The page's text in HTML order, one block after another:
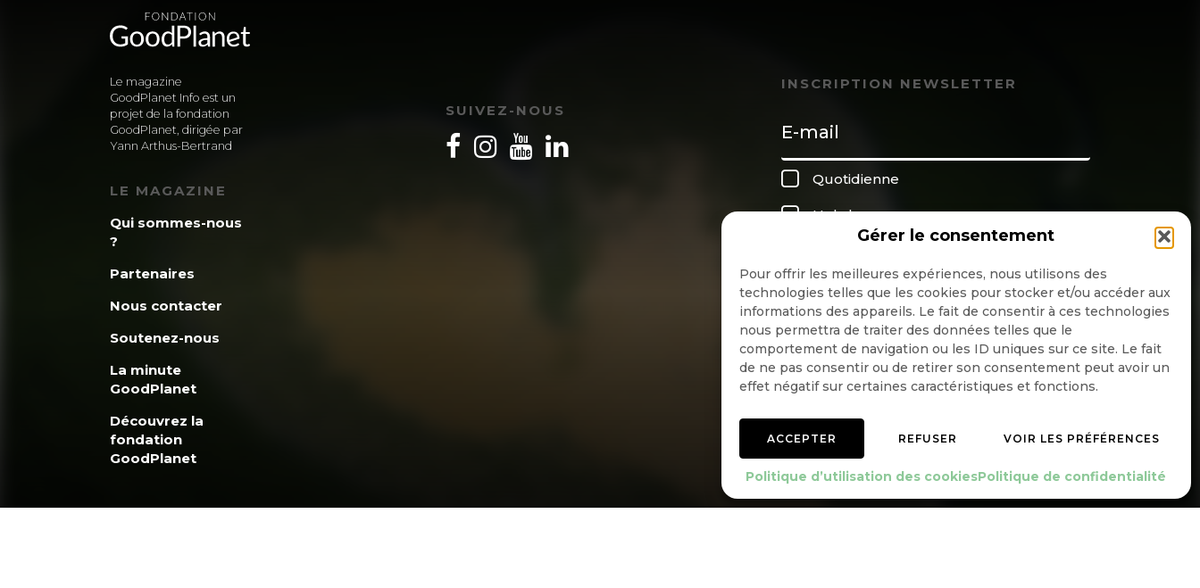
Gérer le consentement
Pour offrir les meilleures expériences, nous utilisons des
technologies telles que les cookies pour stocker et/ou accéder aux
informations des appareils. Le fait de consentir à ces technologies
nous permettra de traiter des données telles que le
comportement de navigation ou les ID uniques sur ce site. Le fait
de ne pas consentir ou de retirer son consentement peut avoir un
effet négatif sur certaines caractéristiques et fonctions.
ACCEPTER REFUSER VOIR LES PRÉFÉRENCES
Politique d’utilisation des cookiesPolitique de confidentialité
Le magazine
GoodPlanet Info est un
projet de la fondation
GoodPlanet, dirigée par
Yann Arthus-Bertrand
LE MAGAZINE
Qui sommes-nous
?
Partenaires
Nous contacter
Soutenez-nous
La minute
GoodPlanet
Découvrez la
fondation
GoodPlanet
SUIVEZ-NOUS
INSCRIPTION NEWSLETTER
Quotidienne
Hebdo
OK